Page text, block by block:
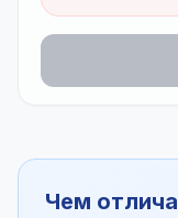
Чем